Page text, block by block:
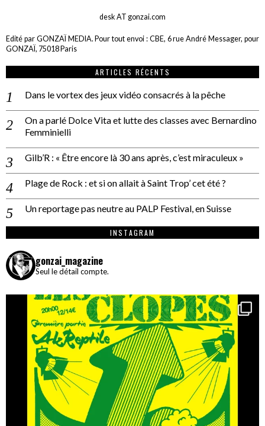
desk AT gonzai.com
Edité par GONZAÏ MEDIA. Pour tout envoi : CBE, 6 rue André Messager, pour
GONZAÏ, 75018 Paris
ARTICLES RÉCENTS
Dans le vortex des jeux vidéo consacrés à la pêche
On a parlé Dolce Vita et lutte des classes avec Bernardino
Femminielli
Gilb’R : « Être encore là 30 ans après, c’est miraculeux »
Plage de Rock : et si on allait à Saint Trop’ cet été ?
Un reportage pas neutre au PALP Festival, en Suisse
INSTAGRAM
gonzai_magazine
Seul le détail compte.